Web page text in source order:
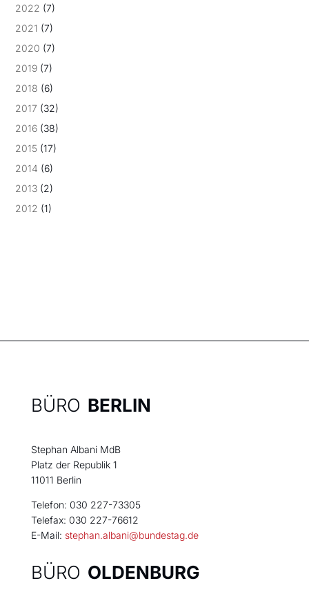
2022 (7)
2021 (7)
2020 (7)
2019 (7)
2018 (6)
2017 (32)
2016 (38)
2015 (17)
2014 (6)
2013 (2)
2012 (1)
BÜRO BERLIN
Stephan Albani MdB
Platz der Republik 1
11011 Berlin
Telefon: 030 227-73305
Telefax: 030 227-76612
E-Mail: stephan.albani@bundestag.de
BÜRO OLDENBURG